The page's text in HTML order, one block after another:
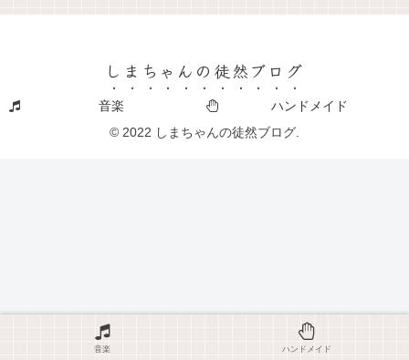
しまちゃんの徒然ブログ
音楽 ハンドメイド
© 2022 しまちゃんの徒然ブログ.
音楽 ハンドメイド